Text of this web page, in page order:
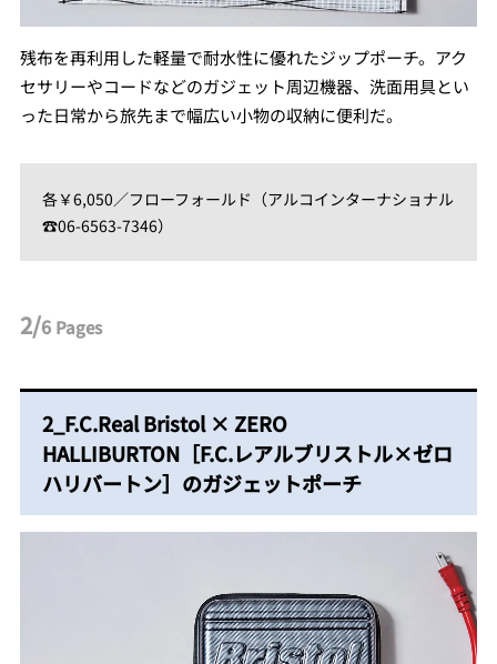
残布を再利用した軽量で耐水性に優れたジップポーチ。アク
セサリーやコードなどのガジェット周辺機器、洗面用具とい
った日常から旅先まで幅広い小物の収納に便利だ。
各￥6,050／フローフォールド（アルコインターナショナル
☎06-6563-7346）
2/6 Pages
2_F.C.Real Bristol × ZERO
HALLIBURTON［F.C.レアルブリストル×ゼロ
ハリバートン］のガジェットポーチ